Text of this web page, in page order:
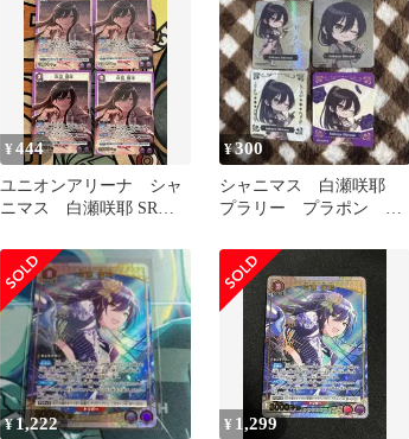
¥444
ユニオンアリーナ シャ
ニマス 白瀬咲耶 SR
¥300
シャニマス 白瀬咲耶
プラリー プラポン 名
¥1,222 ¥ 1,299